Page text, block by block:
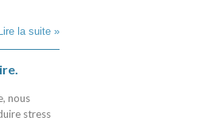
Lire la suite »
nous
stress